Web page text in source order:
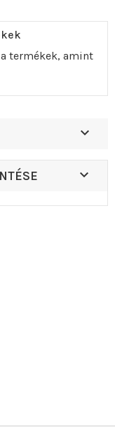
termékek, amint

